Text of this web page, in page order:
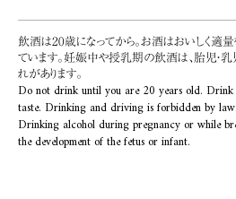
飲酒は20歳になってから。お酒はおいしく適
ています。妊娠中や授乳期の飲酒は、胎児・
れがあります。
Do not drink until you are 20 years old.
taste. Drinking and driving is forbidden by law.
Drinking alcohol during pregnancy or while
the development of the fetus or infant.